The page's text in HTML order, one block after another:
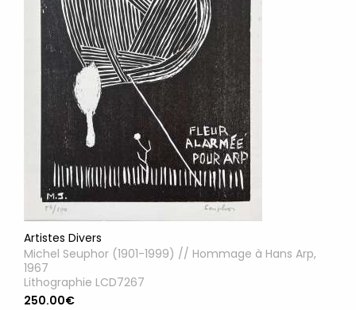
Artistes Divers
Michel Seuphor (1901-1999) // Hommage à Hans Arp,
1967
Lithographie LCD7267
250.00€